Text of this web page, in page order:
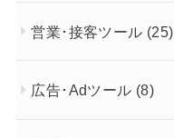
営業･接客ツール (25)
広告･Adツール (8)